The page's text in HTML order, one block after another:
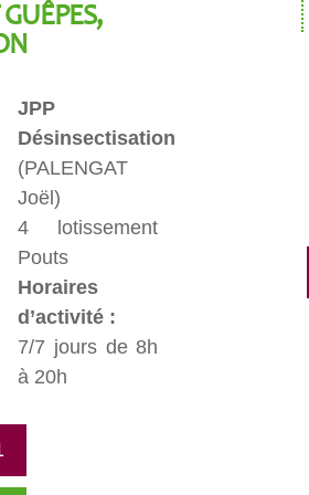
JPP
Désinsectisation
(PALENGAT
Joël)
4 lotissement
Pouts
Horaires
d’activité :
7/7 jours de 8h
à 20h